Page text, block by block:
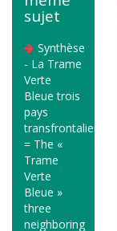
sujet
Synthèse
- La Trame
Verte
Bleue trois
pays
transfrontaliers
= The «
Trame
Verte
Bleue »
three
neighboring